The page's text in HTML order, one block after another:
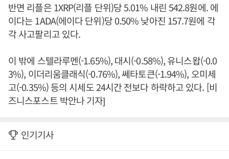
반면 리플은 1XRP(리플 단위)당 5.01% 내린 542.8원에. 에
이다는 1ADA(에이다 단위)당 0.50% 낮아진 157.7원에 각
각 사고팔리고 있다.
이 밖에 스텔라루멘(-1.65%), 대시(-0.58%), 유니스왑(-0.0
3%), 이더리움클래식(-0.76%), 쎄타토큰(-1.94%), 오미세
고(-0.35%) 등의 시세도 24시간 전보다 하락하고 있다. [비
즈니스포스트 박안나 기자]
인기기사